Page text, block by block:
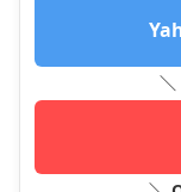
＼